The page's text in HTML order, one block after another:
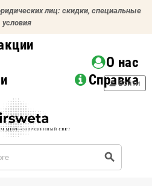
лиц: скидки, специальные
условия
О нас
Справка
search
person Войти